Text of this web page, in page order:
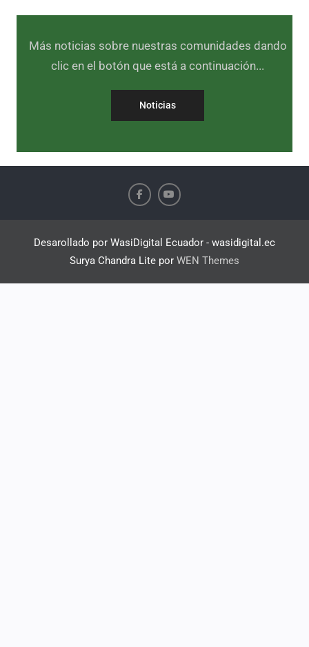
Más noticias sobre nuestras comunidades dando
clic en el botón que está a continuación...
Noticias
Desarollado por WasiDigital Ecuador - wasidigital.ec
Surya Chandra Lite por WEN Themes